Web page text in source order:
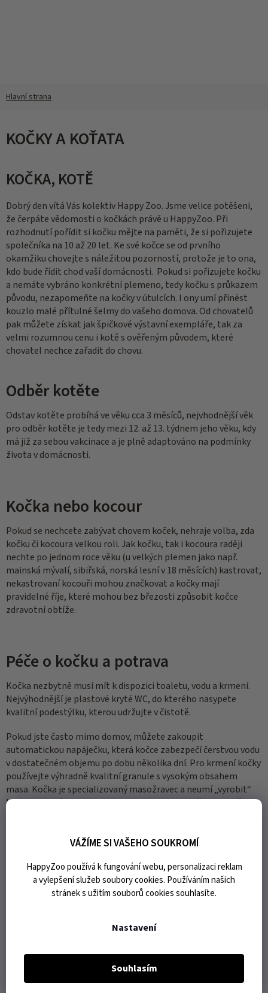
VÁŽÍME SI VAŠEHO SOUKROMÍ
HappyZoo používá k fungování webu, personalizaci reklam
a vylepšení služeb soubory cookies. Používáním našich
stránek s užitím souborů cookies souhlasíte.
Nastavení
Souhlasím
KOČKY A KOŤATA
KOČKA, KOTĚ
Dobrý den vítá Vás kolektiv Happy Zoo. Jsme velice potěšeni,
že čerpáte vědomosti o kočkách právě u HappyZoo. Při
rozhodnutí pořídit si kočku mějte na paměti, že si pořizujete
společníka na 10 až 20 let. Ke své kočce se od prvního
okamžiku chovejte s náležitou pozorností, protože je to ona,
kdo bude řídit chod vaší domácnosti. Pokud si pořizujete kočku
a nemáte vybráno konkrétní plemeno, tedy kočku s průkazem
původu, nezapomeňte na kočky v útulcích. I ony umí přinést
kouzlo malé přítulné šelmy do vašeho domova. Od chovatelů
pak můžete získat jak špičkové výstavní exempláře, tak za
velmi rozumnou cenu i kotě s ověřeným původem, které
chovatel nechce zařadit do chovu.
Odběr kotěte
Odstav kotěte probíhá ve věku cca 3 měsíců, nejvhodnější věk
pro odběr kotěte je tedy mezi 12. až 13. týdnem jeho věku, kdy
má již za sebou vakcinace a je plně adaptováno na podmínky
života v domácnosti.
Kočka nebo kocour
Pokud se nechcete zabývat chovem koček, nehraje volba, zda
kočku či kocoura velkou roli. Jak kočku, tak i kocoura raději
nechte po jednom roce věku (u velkých plemen jako např.
mainská mývalí, sibiřská, norská lesní v 18 měsících) kastrovat,
nekastrovaní kocouři mohou značkovat a kočky mají
pravidelné říje, které mohou bez březosti způsobit kočce
zdravotní obtíže.
Péče o kočku a potrava
Kočka nezbytně musí mít k dispozici toaletu, vodu a krmení.
Nejvýhodnější je plastové kryté WC, do kterého nasypete
kvalitní podestýlku, kterou udržujte v čistotě.
Pokud jste často mimo domov, můžete zakoupit
automatickou napáječku, která kočce zabezpečí čerstvou vodu
v dostatečném objemu po dobu několika dní. Pro krmení kočky
používejte výhradně kvalitní granule s vysokým obsahem
masa. Kočka je specializovaný masožravec a neumí „vyrobit“
taurin, vitamín A ani kyselinu arachidonovou, k životu je však
tvoří maso, konzervy a pamlsky. Jedna kočka zkrmí cca 1,5 – 2
nejdražších značek granulí výdaj nezasáhne citelně do
rodinného rozpočtu. Kvalitním krmením předejdete možným
zdravotním problémům své kočky a tím i nemalým výdajům za
Pro pohodové soužití s kočkou jí pořiďte škrabadlo, pelíšek a